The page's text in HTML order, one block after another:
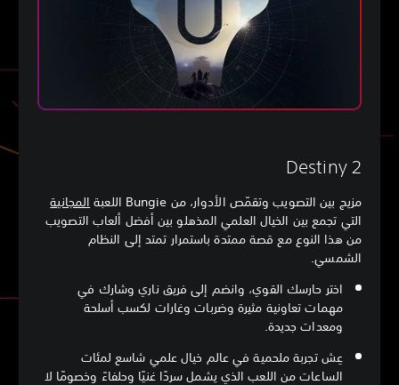
Destiny 2
مزيج بين التصويب وتقمّص الأدوار، من Bungie اللعبة
المجانية
التي تجمع بين الخيال العلمي المذهلو بين أفضل ألعاب التصويب
من هذا النوع مع قصة ممتدة باستمرار تمتد إلى النظام
الشمسي.
اختر حارسك القوي، وانضم إلى فريق ناري وشارك في
مهمات تعاونية مثيرة وضربات وغارات لكسب أسلحة
ومعدات جديدة.
عِش تجربة ملحمية في عالم خيال علمي شاسع لمئات
الساعات من اللعب الذي يشمل سردًا غنيًا وحلفاءً وخصومًا لا